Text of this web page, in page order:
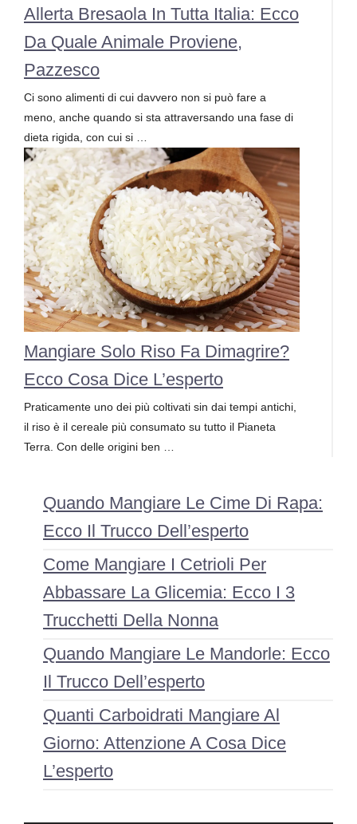
Allerta Bresaola In Tutta Italia: Ecco
Da Quale Animale Proviene,
Pazzesco
Ci sono alimenti di cui davvero non si può fare a
meno, anche quando si sta attraversando una fase di
dieta rigida, con cui si …
Mangiare Solo Riso Fa Dimagrire?
Ecco Cosa Dice L’esperto
Praticamente uno dei più coltivati sin dai tempi antichi,
il riso è il cereale più consumato su tutto il Pianeta
Terra. Con delle origini ben …
Quando Mangiare Le Cime Di Rapa:
Ecco Il Trucco Dell’esperto
Come Mangiare I Cetrioli Per
Abbassare La Glicemia: Ecco I 3
Trucchetti Della Nonna
Quando Mangiare Le Mandorle: Ecco
Il Trucco Dell’esperto
Quanti Carboidrati Mangiare Al
Giorno: Attenzione A Cosa Dice
L’esperto